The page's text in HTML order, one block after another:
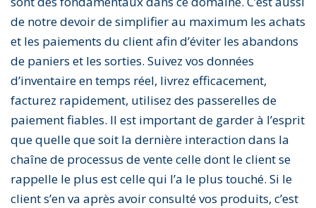
de notre devoir de simplifier au maximum les achats
et les paiements du client afin d’éviter les abandons
de paniers et les sorties. Suivez vos données
d’inventaire en temps réel, livrez efficacement,
facturez rapidement, utilisez des passerelles de
paiement fiables. Il est important de garder à l’esprit
que quelle que soit la dernière interaction dans la
chaîne de processus de vente celle dont le client se
rappelle le plus est celle qui l’a le plus touché. Si le
client s’en va après avoir consulté vos produits, c’est